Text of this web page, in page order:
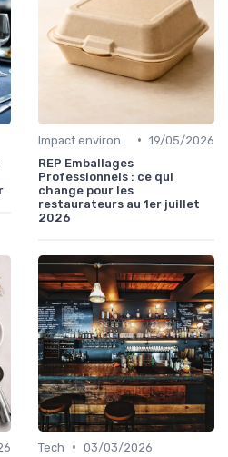
• 19/05/2026
REP Emballages
Professionnels : ce qui
change pour les
restaurateurs au 1er juillet
2026
Tech • 03/03/2026